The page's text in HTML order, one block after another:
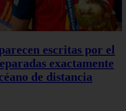
escritas por el
exactamente
de distancia